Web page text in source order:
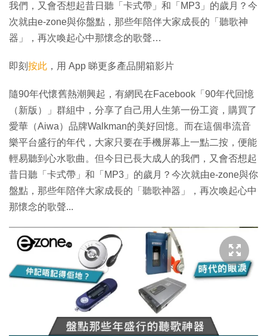
我們，又會否想起昔日聽「卡式帶」和「MP3」的歲月？今
次就由e-zone與你盤點，那些年陪伴大家成長的「聽歌神
器」，再次喚起心中那懷念的歌聲…
即刻 按此 ，用 App 睇更多產品開箱影片
隨90年代懷舊熱潮興起，有網民在Facebook「90年代回憶
（新版）」群組中，分享了自己用人生第一份工資，購買了
愛華（Aiwa）品牌Walkman的美好回憶。而在這個串流音
樂平台盛行的年代，大家只要在手機屏幕上一點二按，便能
輕易聽到心水歌曲。但今日已長大成人的我們，又會否想起
昔日聽「卡式帶」和「MP3」的歲月？今次就由e-zone與你
盤點，那些年陪伴大家成長的「聽歌神器」，再次喚起心中
那懷念的歌聲...